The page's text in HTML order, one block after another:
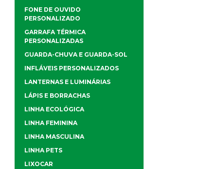
FONE DE OUVIDO
PERSONALIZADO
GARRAFA TÉRMICA
PERSONALIZADAS
GUARDA-CHUVA E GUARDA-SOL
INFLÁVEIS PERSONALIZADOS
LANTERNAS E LUMINÁRIAS
LÁPIS E BORRACHAS
LINHA ECOLÓGICA
LINHA FEMININA
LINHA MASCULINA
LINHA PETS
LIXOCAR